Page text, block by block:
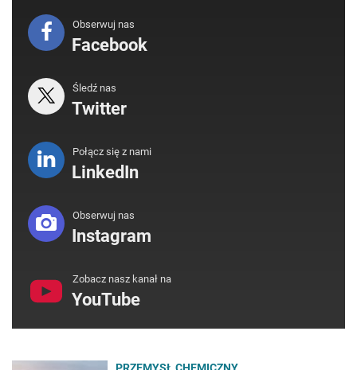
Obserwuj nas
Facebook
Śledź nas
Twitter
Połącz się z nami
LinkedIn
Obserwuj nas
Instagram
Zobacz nasz kanał na
YouTube